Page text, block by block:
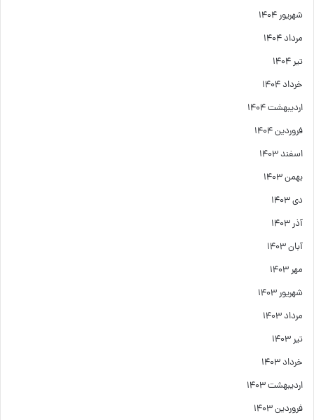
شهریور ۱۴۰۴
مرداد ۱۴۰۴
تیر ۱۴۰۴
خرداد ۱۴۰۴
اردیبهشت ۱۴۰۴
فروردین ۱۴۰۴
اسفند ۱۴۰۳
بهمن ۱۴۰۳
دی ۱۴۰۳
آذر ۱۴۰۳
آبان ۱۴۰۳
مهر ۱۴۰۳
شهریور ۱۴۰۳
مرداد ۱۴۰۳
تیر ۱۴۰۳
خرداد ۱۴۰۳
اردیبهشت ۱۴۰۳
فروردین ۱۴۰۳